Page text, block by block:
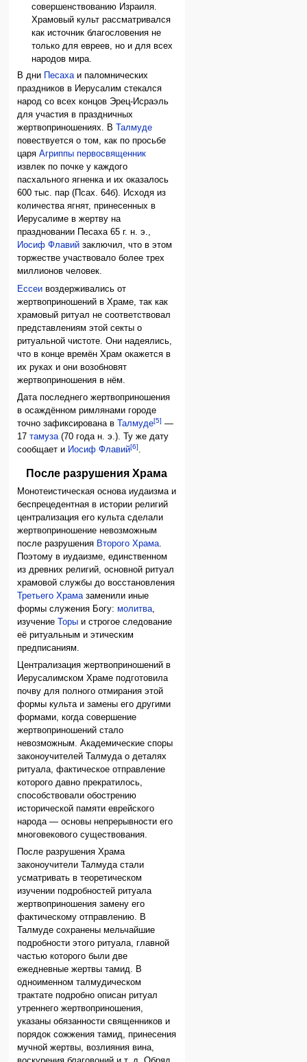
совершенствованию Израиля.
Храмовый культ рассматривался
как источник благословения не
только для евреев, но и для всех
народов мира.
В дни
Песахаи паломнических
праздников в Иерусалим стекался
народ со всех концов Эрец-Исраэль
для участия в праздничных
жертвоприношениях. В
Талмуде
повествуется о том, как по просьбе
царяАгриппы первосвященник
извлек по почке у каждого
пасхального ягненка и их оказалось
600 тыс. пар (Псах. 64б). Исходя из
количества ягнят, принесенных в
Иерусалиме в жертву на
праздновании Песаха 65 г. н. э.,
Иосиф Флавий заключил, что в этом
торжестве участвовало более трех
миллионов человек.
Ессеи воздерживались от
жертвоприношений в Храме, так как
храмовый ритуал не соответствовал
представлениям этой секты о
ритуальной чистоте. Они надеялись,
что в конце времён Храм окажется в
их руках и они возобновят
жертвоприношения в нём.
Дата последнего жертвоприношения
в осаждённом римлянами городе
точно зафиксирована в
Талмуде[5] —
17тамуза(70 года н. э.). Ту же дату
сообщает и Иосиф Флавий[6].
После разрушения Храма
Монотеистическая основа иудаизма и
беспрецедентная в истории религий
централизация его культа сделали
жертвоприношение невозможным
после разрушения Второго Храма
Поэтому в иудаизме, единственном
из древних религий, основной ритуал
храмовой службы до восстановления
Третьего Храма заменили иные
формы служения Богу:молитва
изучениеТоры и строгое следование
её ритуальным и этическим
предписаниям.
Централизация жертвоприношений в
Иерусалимском Храме подготовила
почву для полного отмирания этой
формы культа и замены его другими
формами, когда совершение
жертвоприношений стало
невозможным. Академические споры
законоучителей Талмуда о деталях
ритуала, фактическое отправление
которого давно прекратилось,
способствовали обострению
исторической памяти еврейского
народа — основы непрерывности его
многовекового существования.
После разрушения Храма
законоучители Талмуда стали
усматривать в теоретическом
изучении подробностей ритуала
жертвоприношения замену его
фактическому отправлению. В
Талмуде сохранены мельчайшие
подробности этого ритуала, главной
частью которого были две
ежедневные жертвы тамид. В
одноименном талмудическом
трактате подробно описан ритуал
утреннего жертвоприношения,
указаны обязанности священников и
порядок сожжения тамид, принесения
мучной жертвы, возлияния вина,